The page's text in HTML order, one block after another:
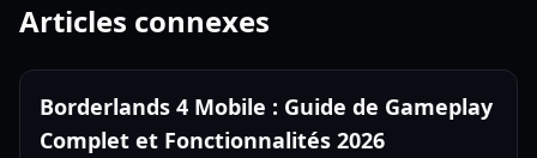
Articles connexes
Borderlands 4 Mobile : Guide de Gameplay
Complet et Fonctionnalités 2026